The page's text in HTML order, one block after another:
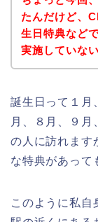
たんだけど、
生日特典など
実施していな
誕生日って１月
月、８月、９月
の人に訪れます
な特典があって
このように私自